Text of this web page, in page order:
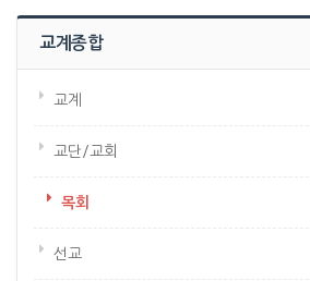
교계종합
교계
교단/교회
목회
선교